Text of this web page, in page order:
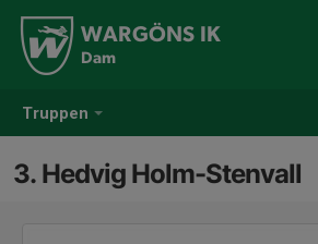
Truppen
WARGÖNS IK
Dam
3. Hedvig Holm-Stenvall